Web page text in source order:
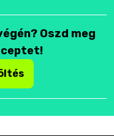
Oszd meg